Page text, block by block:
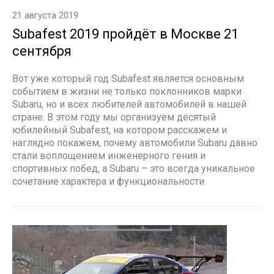
21 августа 2019
Subafest 2019 пройдёт в Москве 21
сентября
Вот уже который год Subafest является основным
событием в жизни не только поклонников марки
Subaru, но и всех любителей автомобилей в нашей
стране. В этом году мы организуем десятый
юбилейный Subafest, на котором расскажем и
наглядно покажем, почему автомобили Subaru давно
стали воплощением инженерного гения и
спортивных побед, а Subaru – это всегда уникальное
сочетание характера и функциональности.